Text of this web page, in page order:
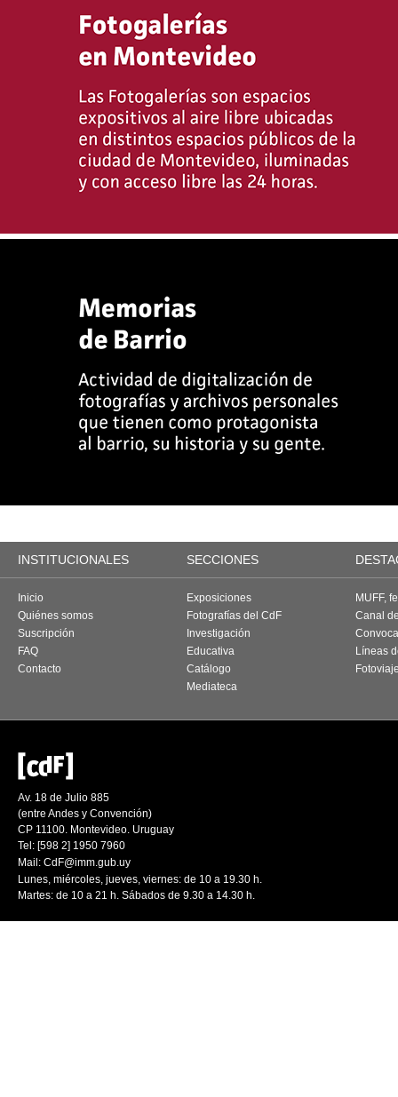
INSTITUCIONALES SECCIONES
Inicio
Quiénes somos
Suscripción
FAQ
Contacto
Exposiciones
Fotografías del CdF
Investigación
Educativa
Catálogo
Mediateca
MUFF,
Canal
Líneas
Av. 18 de Julio 885
(entre Andes y Convención)
CP 11100. Montevideo. Uruguay
Tel: [598 2] 1950 7960
Mail: CdF@imm.gub.uy
Lunes, miércoles, jueves, viernes: de 10 a 19.30 h.
Martes: de 10 a 21 h. Sábados de 9.30 a 14.30 h.